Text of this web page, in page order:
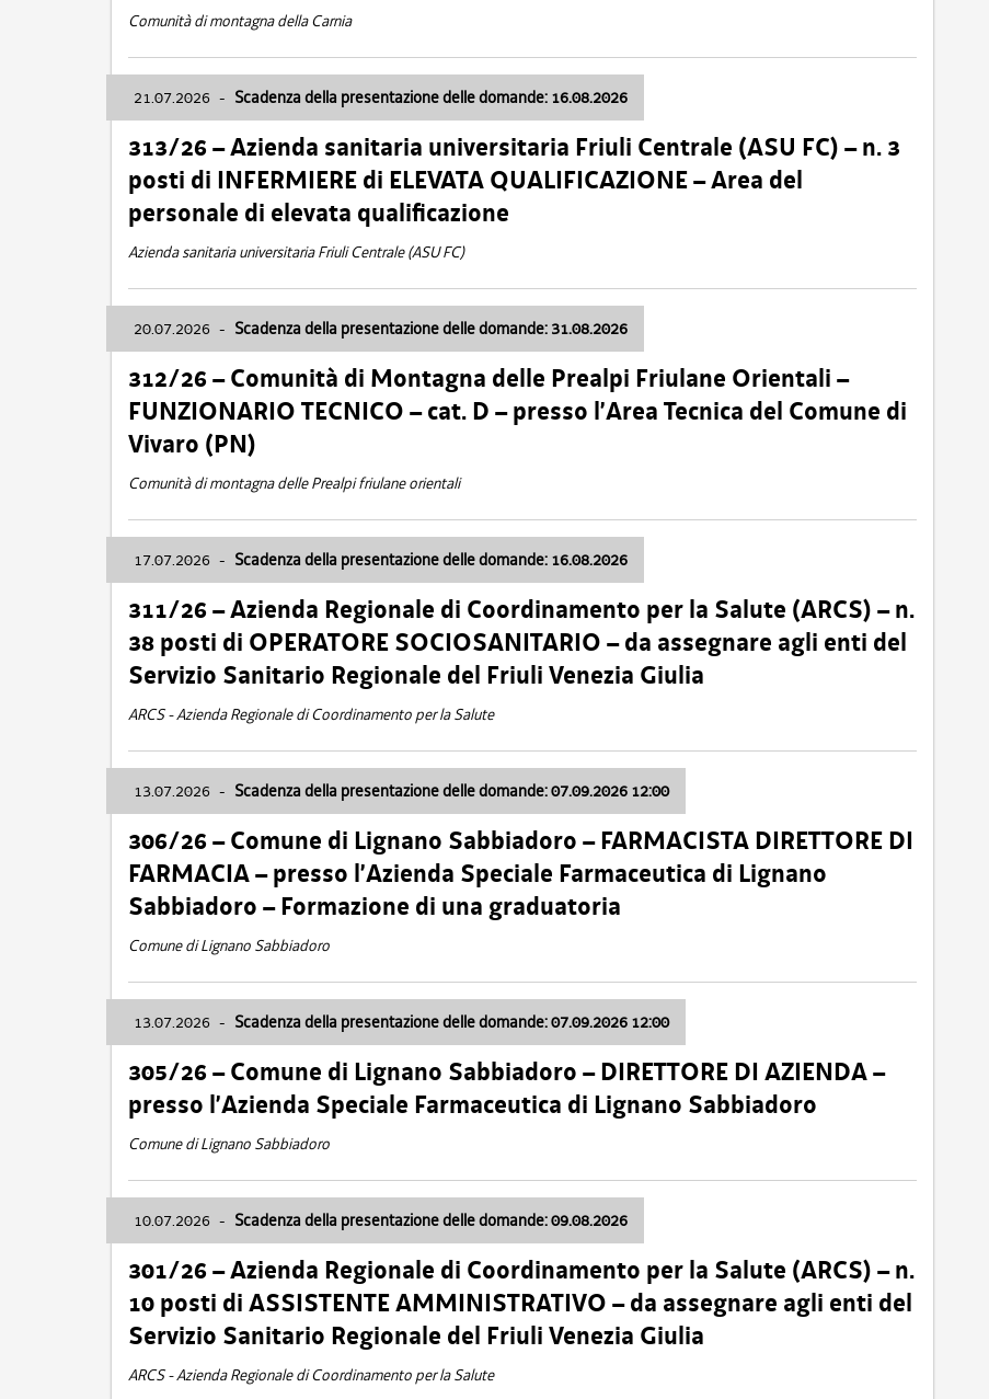
Comunità di montagna della Carnia
21.07.2026 - Scadenza della presentazione delle domande: 16.08.2026
313/26 – Azienda sanitaria universitaria Friuli Centrale (ASU FC) – n. 3
posti di INFERMIERE di ELEVATA QUALIFICAZIONE – Area del
personale di elevata qualificazione
Azienda sanitaria universitaria Friuli Centrale (ASU FC)
20.07.2026 - Scadenza della presentazione delle domande: 31.08.2026
312/26 – Comunità di Montagna delle Prealpi Friulane Orientali –
FUNZIONARIO TECNICO – cat. D – presso l’Area Tecnica del Comune di
Vivaro (PN)
Comunità di montagna delle Prealpi friulane orientali
17.07.2026 - Scadenza della presentazione delle domande: 16.08.2026
311/26 – Azienda Regionale di Coordinamento per la Salute (ARCS) – n.
38 posti di OPERATORE SOCIOSANITARIO – da assegnare agli enti del
Servizio Sanitario Regionale del Friuli Venezia Giulia
ARCS - Azienda Regionale di Coordinamento per la Salute
13.07.2026 - Scadenza della presentazione delle domande: 07.09.2026 12:00
306/26 – Comune di Lignano Sabbiadoro – FARMACISTA DIRETTORE DI
FARMACIA – presso l’Azienda Speciale Farmaceutica di Lignano
Sabbiadoro – Formazione di una graduatoria
Comune di Lignano Sabbiadoro
13.07.2026 - Scadenza della presentazione delle domande: 07.09.2026 12:00
305/26 – Comune di Lignano Sabbiadoro – DIRETTORE DI AZIENDA –
presso l’Azienda Speciale Farmaceutica di Lignano Sabbiadoro
Comune di Lignano Sabbiadoro
10.07.2026 - Scadenza della presentazione delle domande: 09.08.2026
301/26 – Azienda Regionale di Coordinamento per la Salute (ARCS) – n.
10 posti di ASSISTENTE AMMINISTRATIVO – da assegnare agli enti del
Servizio Sanitario Regionale del Friuli Venezia Giulia
ARCS - Azienda Regionale di Coordinamento per la Salute